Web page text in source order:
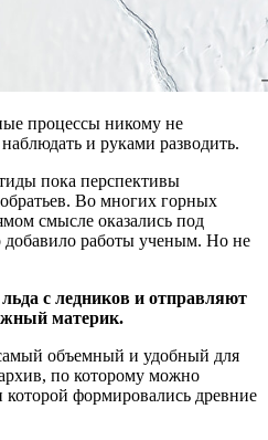
процессы никому не
и руками разводить.
пока перспективы
Во многих горных
смысле оказались под
добавило работы ученым. Но не
с ледников и отправляют
материк.
объемный и удобный для
по которому можно
которой формировались древние